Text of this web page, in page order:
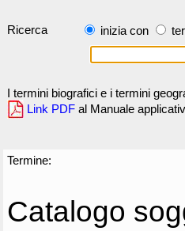
Ricerca inizia con
I termini biografici e i termini
Link PDF al Manuale
Termine:
Catalogo